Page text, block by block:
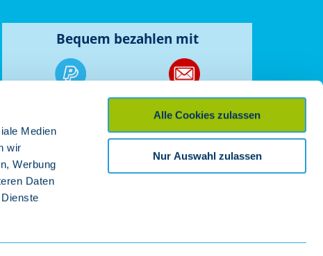
Medien
wir
Werbung
Daten
Alle Cookies zulassen
Nur Auswahl zulassen
Bequem bezahlen mit
Rechnung
Einstellungen